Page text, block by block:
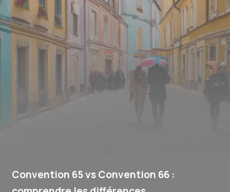
Convention 65 vs Convention 66 :